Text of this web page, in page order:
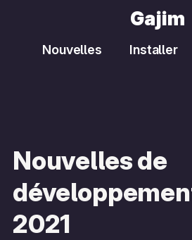
Gajim
Nouvelles Installer
Nouvelles de
2021